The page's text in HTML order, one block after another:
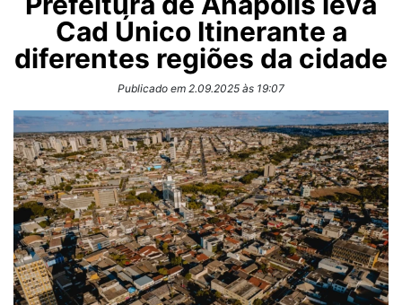
Cad Único Itinerante a
diferentes regiões da cidade
Publicado em 2.09.2025 às 19:07